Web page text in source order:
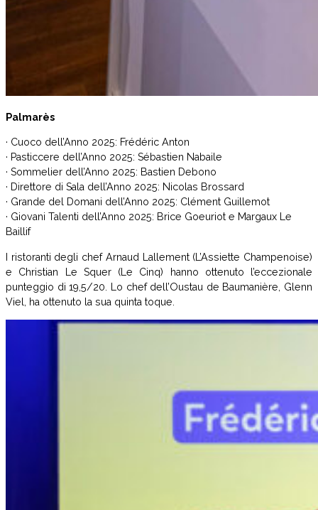
Palmarès
· Cuoco dell’Anno 2025: Frédéric Anton
· Pasticcere dell’Anno 2025: Sébastien Nabaile
· Sommelier dell’Anno 2025: Bastien Debono
· Direttore di Sala dell’Anno 2025: Nicolas Brossard
· Grande del Domani dell’Anno 2025: Clément Guillemot
· Giovani Talenti dell’Anno 2025: Brice Goeuriot e Margaux Le
Baillif
I ristoranti degli chef Arnaud Lallement (L’Assiette Champenoise)
e Christian Le Squer (Le Cinq) hanno ottenuto l’eccezionale
punteggio di 19,5/20. Lo chef dell’Oustau de Baumanière, Glenn
Viel, ha ottenuto la sua quinta toque.